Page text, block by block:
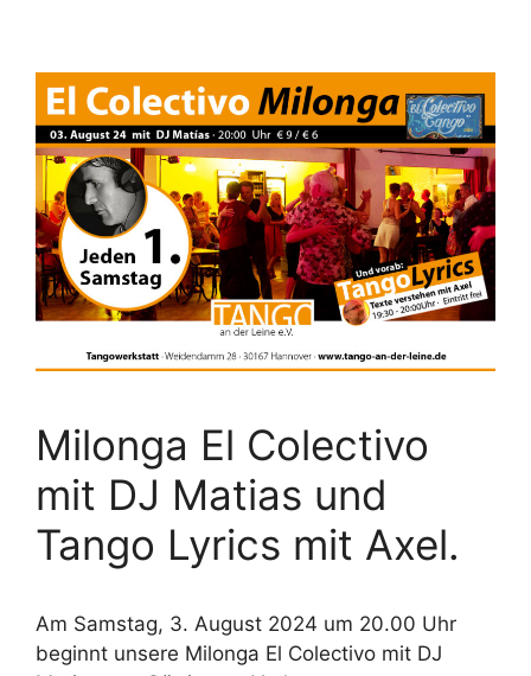
Milonga El Colectivo
mit DJ Matias und
Tango Lyrics mit Axel.
Am Samstag, 3. August 2024 um 20.00 Uhr
beginnt unsere Milonga El Colectivo mit DJ